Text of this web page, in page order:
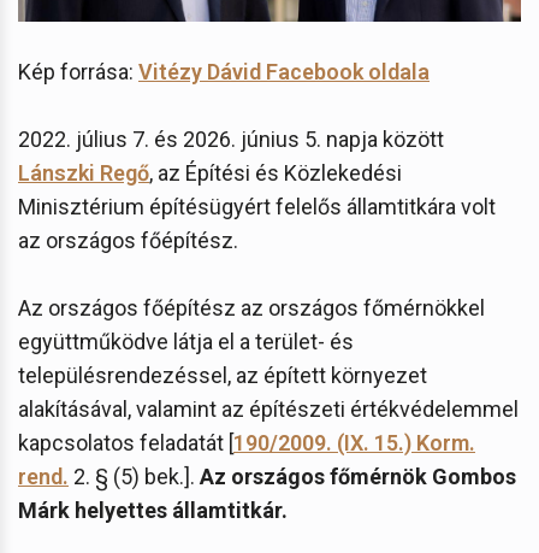
Kép forrása: Vitézy Dávid Facebook oldala
2022. július 7. és 2026. június 5. napja között
Lánszki Regő, az Építési és Közlekedési
Minisztérium építésügyért felelős államtitkára volt
az országos főépítész.
Az országos főépítész az országos főmérnökkel
együttműködve látja el a terület- és
településrendezéssel, az épített környezet
alakításával, valamint az építészeti értékvédelemmel
kapcsolatos feladatát [190/2009. (IX. 15.) Korm.
rend. 2. § (5) bek.]. Az országos főmérnök Gombos
Márk helyettes államtitkár.